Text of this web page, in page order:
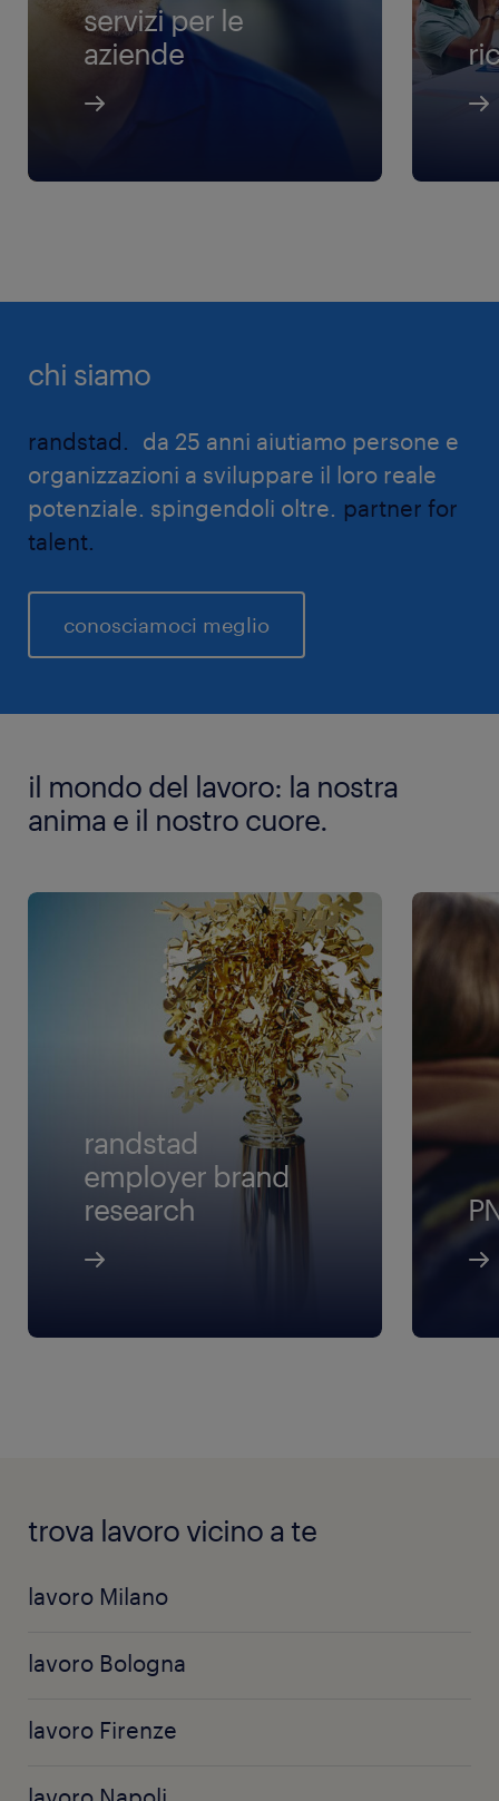
servizi per le
aziende
chi siamo
randstad.
da 25 anni aiutiamo persone e
organizzazioni a sviluppare il loro reale
potenziale. spingendoli oltre. partner for
talent.
conosciamoci meglio
il mondo del lavoro: la nostra
anima e il nostro cuore.
randstad
employer brand
research
trova lavoro vicino a te
lavoro Milano
lavoro Bologna
lavoro Firenze